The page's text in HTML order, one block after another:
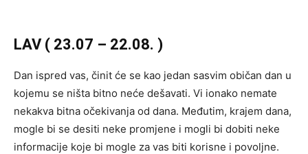
LAV ( 23.07 – 22.08. )
Dan ispred vas, činit će se kao jedan sasvim običan dan u
kojemu se ništa bitno neće dešavati. Vi ionako nemate
nekakva bitna očekivanja od dana. Međutim, krajem dana,
mogle bi se desiti neke promjene i mogli bi dobiti neke
informacije koje bi mogle za vas biti korisne i povoljne.